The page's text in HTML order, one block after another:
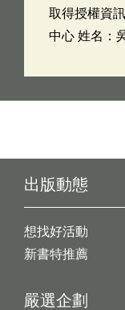
取得授權資
中心 姓名：
出版動態
想找好活動
新書特推薦
嚴選企劃